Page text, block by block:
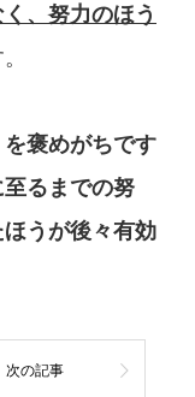
く、努力のほう
褒めがちです
る までの努
ほうが後々有効
次の記事